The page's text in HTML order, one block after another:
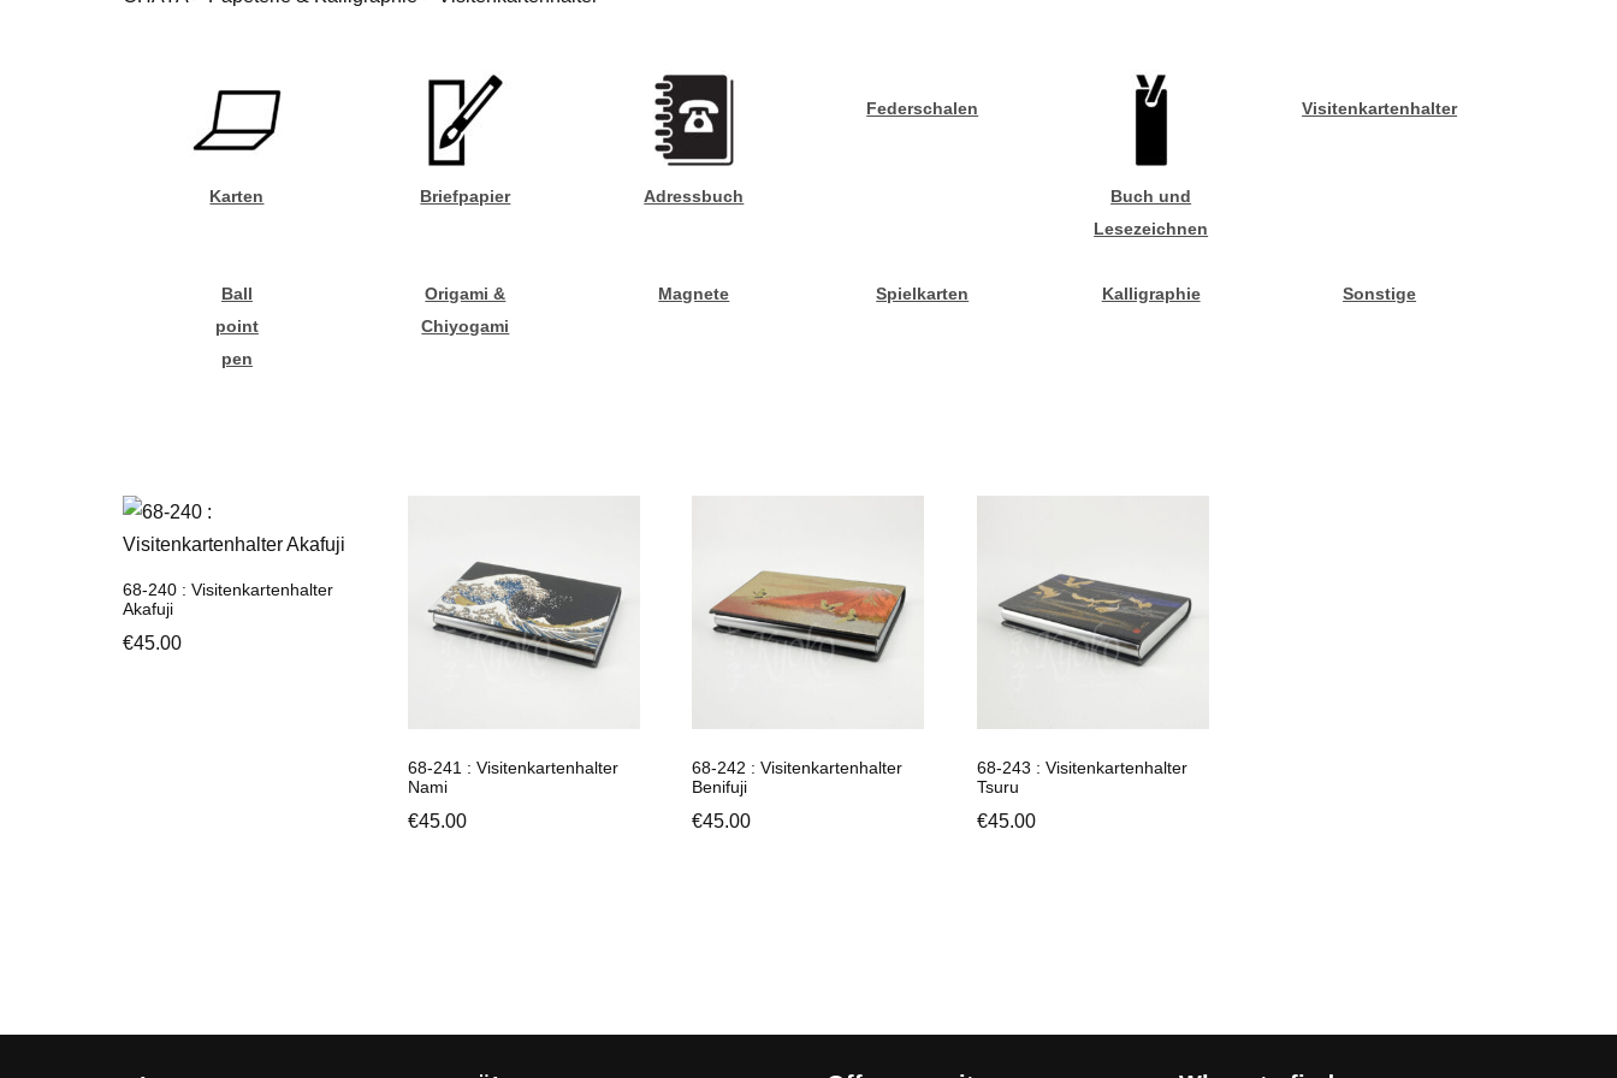
Karten Briefpapier Adressbuch
Federschalen
Buch und
Lesezeichnen
Visitenkartenhalter
Ball
point
pen
Origami &
Chiyogami
Magnete Spielkarten Kalligraphie Sonstige
68-240 : Visitenkartenhalter
Akafuji
€45.00
68-241 : Visitenkartenhalter
Nami
€45.00
68-242 : Visitenkartenhalter
Benifuji
€45.00
68-243 : Visitenkartenhalter
Tsuru
€45.00